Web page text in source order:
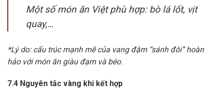
Một số món ăn Việt phù hợp: bò lá lốt, vịt
quay,…
*Lý do: cấu trúc mạnh mẽ của vang đậm “sánh đôi” hoàn
hảo với món ăn giàu đạm và béo.
7.4 Nguyên tắc vàng khi kết hợp